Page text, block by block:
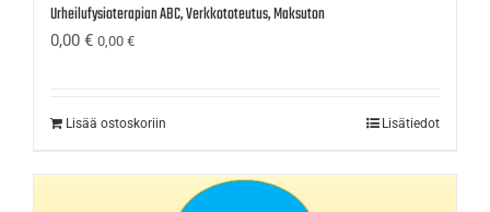
Urheilufysioterapian ABC, Verkkototeutus, Maksuton
0,00 € 0,00 €
Lisää ostoskoriin Lisätiedot